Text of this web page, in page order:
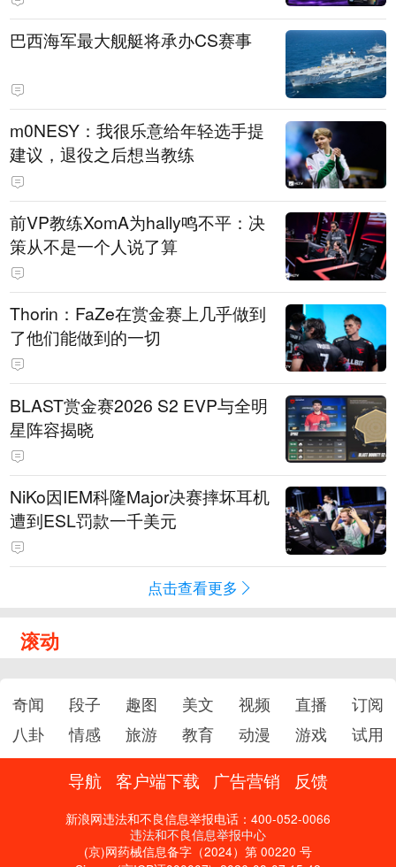
巴西海军最大舰艇将承办CS赛事
m0NESY：我很乐意给年轻选手提
建议，退役之后想当教练
前VP教练XomA为hally鸣不平：决
策从不是一个人说了算
Thorin：FaZe在赏金赛上几乎做到
了他们能做到的一切
BLAST赏金赛2026 S2 EVP与全明
星阵容揭晓
NiKo因IEM科隆Major决赛摔坏耳机
遭到ESL罚款一千美元
点击查看更多
滚动
奇闻 段子 趣图 美文 视频 直播
订阅
八卦
情感 旅游 教育 动漫 游戏 试用
导航 客户端下载 广告营销 反馈
新浪网违法和不良信息举报电话：400-052-0066
违法和不良信息举报中心
(京)网药械信息备字（2024）第 00220 号